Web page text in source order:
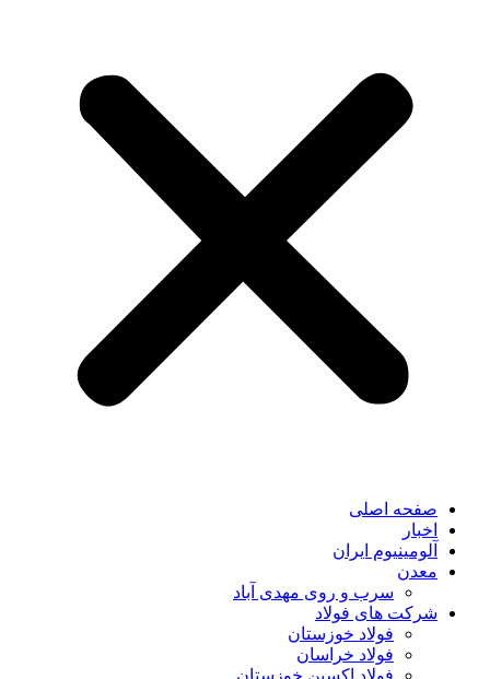
صفحه اصلی
اخبار
آلومینیوم ایران
معدن
سرب و روی مهدی آباد
شرکت های فولاد
فولاد خوزستان
فولاد خراسان
فولاد اکسین خوزستان